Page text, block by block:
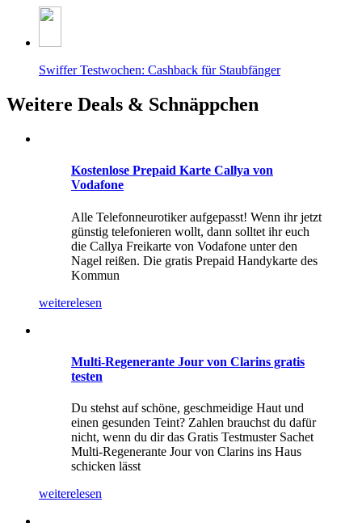
Swiffer Testwochen: Cashback für Staubfänger
Weitere Deals & Schnäppchen
Kostenlose Prepaid Karte Callya von
Vodafone
Alle Telefonneurotiker aufgepasst! Wenn ihr jetzt
günstig telefonieren wollt, dann solltet ihr euch
die Callya Freikarte von Vodafone unter den
Nagel reißen. Die gratis Prepaid Handykarte des
Kommun
weiterelesen
Multi-Regenerante Jour von Clarins gratis
testen
Du stehst auf schöne, geschmeidige Haut und
einen gesunden Teint? Zahlen brauchst du dafür
nicht, wenn du dir das Gratis Testmuster Sachet
Multi-Regenerante Jour von Clarins ins Haus
schicken lässt
weiterelesen